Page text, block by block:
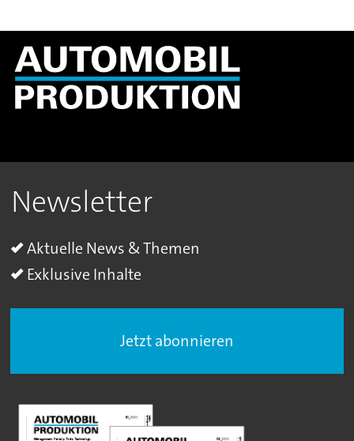
Newsletter
Aktuelle News & Themen
Exklusive Inhalte
Jetzt abonnieren